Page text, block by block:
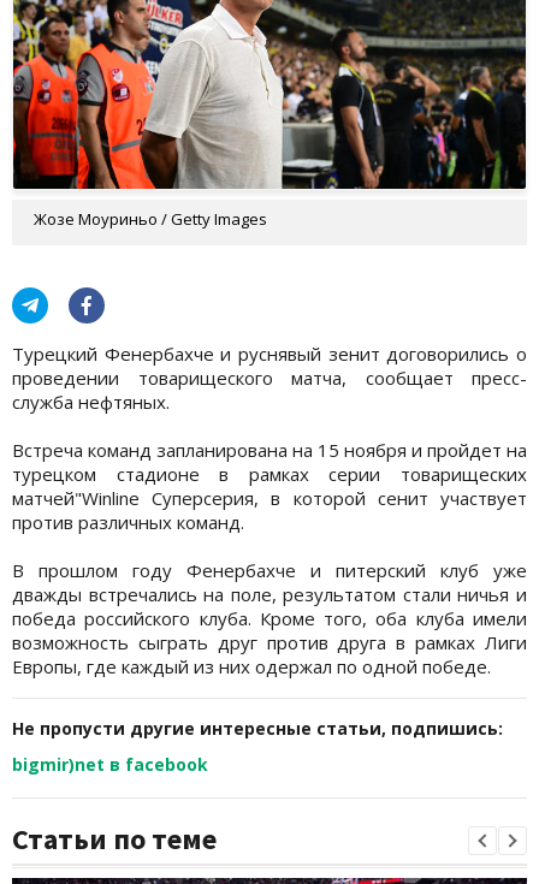
Жозе Моуриньо / Getty Images
Турецкий Фенербахче и руснявый зенит договорились о
проведении товарищеского матча, сообщает пресс-
служба нефтяных.
Встреча команд запланирована на 15 ноября и пройдет на
турецком стадионе в рамках серии товарищеских
матчей"Winline Суперсерия, в которой сенит участвует
против различных команд.
В прошлом году Фенербахче и питерский клуб уже
дважды встречались на поле, результатом стали ничья и
победа российского клуба. Кроме того, оба клуба имели
возможность сыграть друг против друга в рамках Лиги
Европы, где каждый из них одержал по одной победе.
Не пропусти другие интересные статьи, подпишись:
bigmir)net в facebook
Статьи по теме